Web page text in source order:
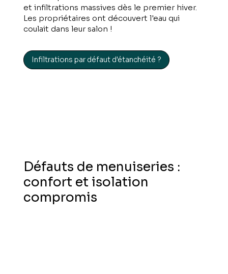
et infiltrations massives dès le premier hiver.
Les propriétaires ont découvert l'eau qui
coulait dans leur salon !
Infiltrations par défaut d'étanchéité ?
Défauts de menuiseries :
confort et isolation
compromis